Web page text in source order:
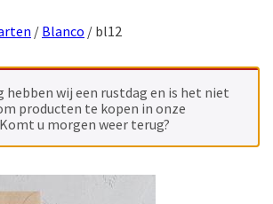
/ Blanco / bl12
hebben wij een rustdag en is het niet
producten te kopen in onze
u morgen weer terug?